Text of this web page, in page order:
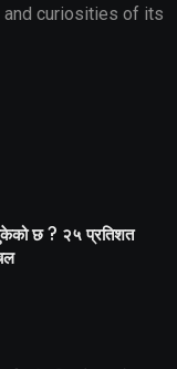
curiosities of its
छ ? २५ प्रतिशत